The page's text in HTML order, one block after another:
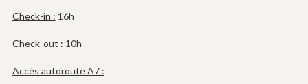
Check-in : 16h
Check-out : 10h
Accès autoroute A7 :